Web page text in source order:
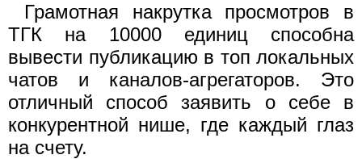
Грамотная накрутка просмотров в
ТГК на 10000 единиц способна
вывести публикацию в топ локальных
чатов и каналов-агрегаторов. Это
отличный способ заявить о себе в
конкурентной нише, где каждый глаз
на счету.